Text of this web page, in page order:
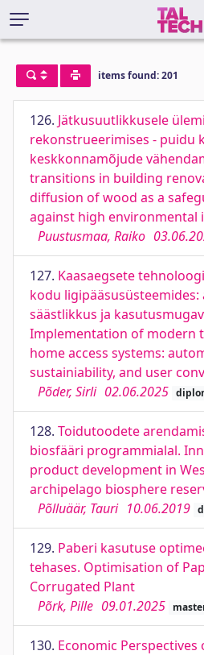
items found: 201
126. Jätkusuutlikkusele
rekonstrueerimises - puidu
keskkonnamõjude
transitions in building
diffusion of wood as a
against high environmental
Puustusmaa, Raiko
127. Kaasaegsete
kodu
säästlikkus ja
Implementation of modern
home access systems:
sustainiability, and user
Põder, Sirli 02.06.2025
128. Toidutoodete
biosfääri programmialal.
product development in
archipelago biosphere
Põlluäär, Tauri 10.06.2019
129. Paberi kasutuse
tehases. Optimisation of
Corrugated Plant
Põrk, Pille 09.01.2025
130. Economic